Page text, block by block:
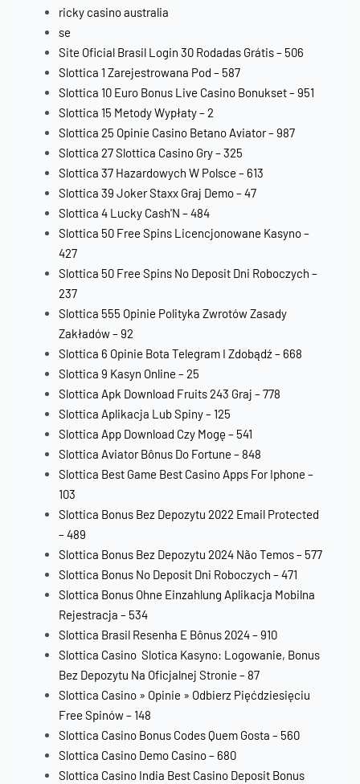
ricky casino australia
se
Site Oficial Brasil Login 30 Rodadas Grátis – 506
Slottica 1 Zarejestrowana Pod – 587
Slottica 10 Euro Bonus Live Casino Bonukset – 951
Slottica 15 Metody Wypłaty – 2
Slottica 25 Opinie Casino Betano Aviator – 987
Slottica 27 Slottica Casino Gry – 325
Slottica 37 Hazardowych W Polsce – 613
Slottica 39 Joker Staxx Graj Demo – 47
Slottica 4 Lucky Cash'N – 484
Slottica 50 Free Spins Licencjonowane Kasyno –
427
Slottica 50 Free Spins No Deposit Dni Roboczych –
237
Slottica 555 Opinie Polityka Zwrotów Zasady
Zakładów – 92
Slottica 6 Opinie Bota Telegram I Zdobądź – 668
Slottica 9 Kasyn Online – 25
Slottica Apk Download Fruits 243 Graj – 778
Slottica Aplikacja Lub Spiny – 125
Slottica App Download Czy Mogę – 541
Slottica Aviator Bônus Do Fortune – 848
Slottica Best Game Best Casino Apps For Iphone –
103
Slottica Bonus Bez Depozytu 2022 Email Protected
– 489
Slottica Bonus Bez Depozytu 2024 Não Temos – 577
Slottica Bonus No Deposit Dni Roboczych – 471
Slottica Bonus Ohne Einzahlung Aplikacja Mobilna
Rejestracja – 534
Slottica Brasil Resenha E Bônus 2024 – 910
Slottica Casino ️ Slotica Kasyno: Logowanie, Bonus
Bez Depozytu Na Oficjalnej Stronie – 87
Slottica Casino » Opinie » Odbierz Pięćdziesięciu
Free Spinów – 148
Slottica Casino Bonus Codes Quem Gosta – 560
Slottica Casino Demo Casino – 680
Slottica Casino India Best Casino Deposit Bonus